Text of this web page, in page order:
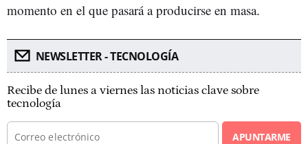
momento en el que pasará a producirse en masa.
NEWSLETTER - TECNOLOGÍA
Recibe de lunes a viernes las noticias clave sobre
tecnología
APUNTARME